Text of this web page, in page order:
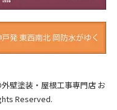
壁塗装・屋根工事専門店 お
Reserved.